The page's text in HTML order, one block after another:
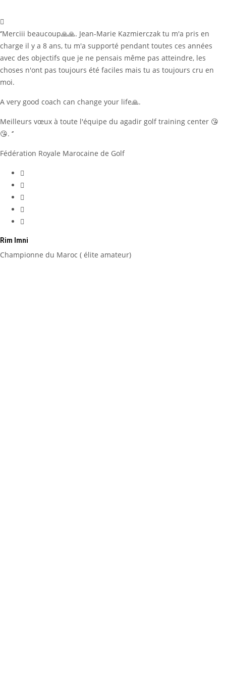
‘’Merciii beaucoup🙏🙏. Jean-Marie Kazmierczak tu m'a pris en
charge il y a 8 ans, tu m'a supporté pendant toutes ces années
avec des objectifs que je ne pensais même pas atteindre, les
choses n'ont pas toujours été faciles mais tu as toujours cru en
moi.
A very good coach can change your life🙏.
Meilleurs vœux à toute l'équipe du agadir golf training center 😘
😘. ‘’
Fédération Royale Marocaine de Golf
Rim Imni
Championne du Maroc ( élite amateur)